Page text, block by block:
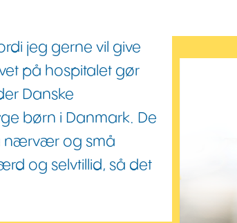
jeg gerne vil give
på hospitalet gør
Danske
børn i Danmark. De
nærvær og små
og selvtillid, så det